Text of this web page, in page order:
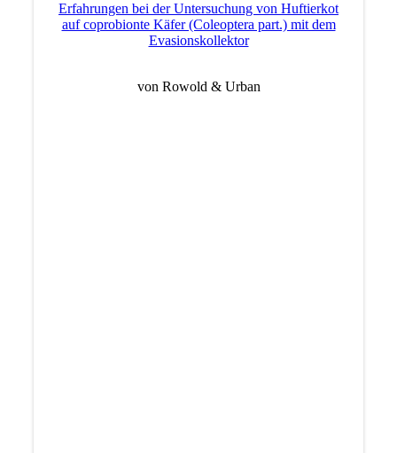
Erfahrungen bei der Untersuchung von Huftierkot
auf coprobionte Käfer (Coleoptera part.) mit dem
Evasionskollektor
von Rowold & Urban